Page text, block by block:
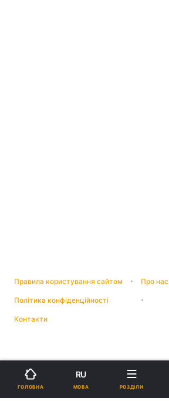
Правила користування сайтом Про нас
Політика конфіденційності
Контакти
ГОЛОВНА
RU
МОВА РОЗДІЛИ